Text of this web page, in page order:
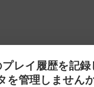
レイ履歴を記録
を管理しません